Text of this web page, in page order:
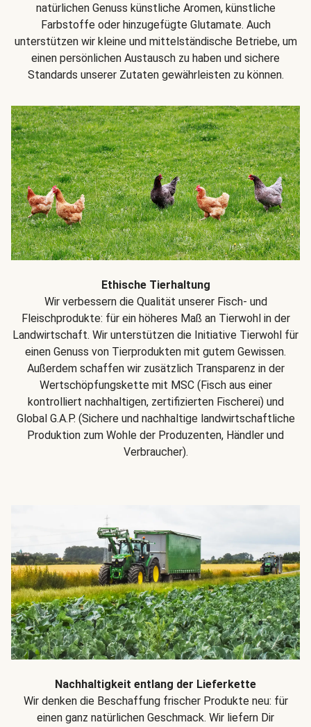
natürlichen Genuss künstliche Aromen, künstliche
Farbstoffe oder hinzugefügte Glutamate. Auch
unterstützen wir kleine und mittelständische Betriebe, um
einen persönlichen Austausch zu haben und sichere
Standards unserer Zutaten gewährleisten zu können.
Ethische Tierhaltung
Wir verbessern die Qualität unserer Fisch- und
Fleischprodukte: für ein höheres Maß an Tierwohl in der
Landwirtschaft. Wir unterstützen die Initiative Tierwohl für
einen Genuss von Tierprodukten mit gutem Gewissen.
Außerdem schaffen wir zusätzlich Transparenz in der
Wertschöpfungskette mit MSC (Fisch aus einer
kontrolliert nachhaltigen, zertifizierten Fischerei) und
Global G.A.P. (Sichere und nachhaltige landwirtschaftliche
Produktion zum Wohle der Produzenten, Händler und
Verbraucher).
Nachhaltigkeit entlang der Lieferkette
Wir denken die Beschaffung frischer Produkte neu: für
einen ganz natürlichen Geschmack. Wir liefern Dir